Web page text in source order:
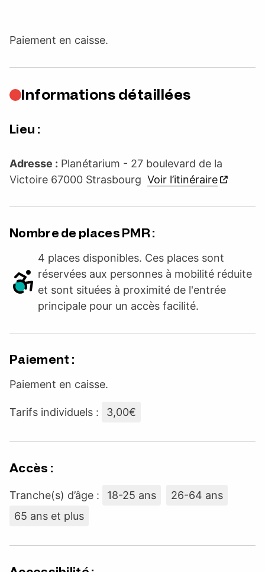
Paiement en caisse.
Informations détaillées
Lieu :
Adresse : Planétarium - 27 boulevard de la
Victoire 67000 Strasbourg Voir l’itinéraire
Nombre de places PMR :
4 places disponibles. Ces places sont
réservées aux personnes à mobilité réduite
et sont situées à proximité de l'entrée
principale pour un accès facilité.
Paiement :
Paiement en caisse.
Tarifs individuels : 3,00€
Accès :
Tranche(s) d’âge : 18-25 ans
26-64 ans
65 ans et plus